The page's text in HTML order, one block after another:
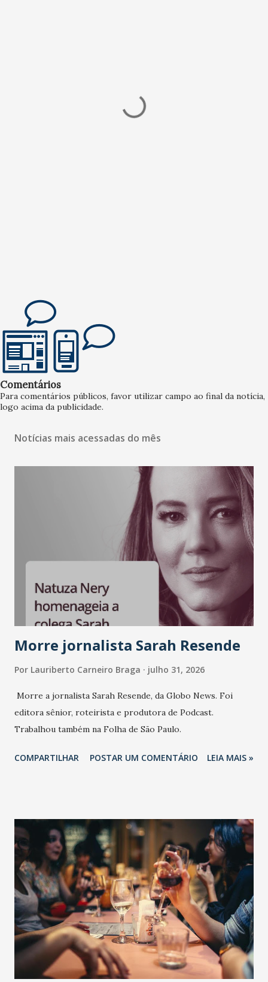
Comentários
Para comentários públicos, favor utilizar campo ao final da notícia,
logo acima da publicidade.
Notícias mais acessadas do mês
Morre jornalista Sarah Resende
Por Lauriberto Carneiro Braga julho 31, 2026
Morre a jornalista Sarah Resende, da Globo News. Foi
editora sênior, roteirista e produtora de Podcast.
Trabalhou também na Folha de São Paulo.
COMPARTILHAR POSTAR UM COMENTÁRIO LEIA MAIS »